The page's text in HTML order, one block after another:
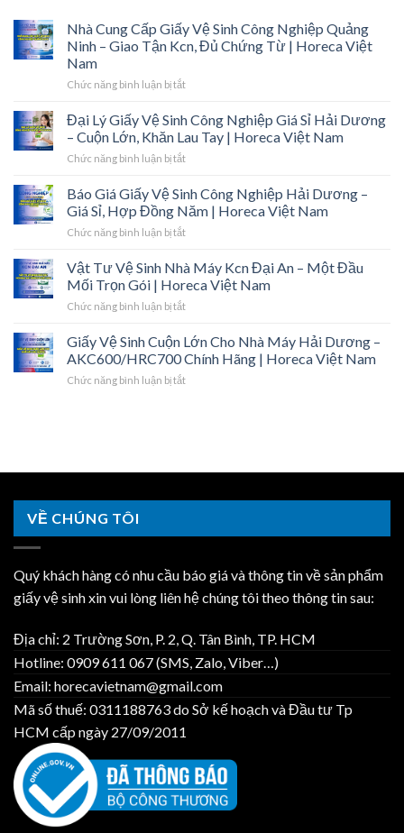
Nhà Cung Cấp Giấy Vệ Sinh Công Nghiệp Quảng
Ninh – Giao Tận Kcn, Đủ Chứng Từ | Horeca Việt
Nam
Chức năng bình luận bị tắtở
Cung
Giấy
Vệ
Công
Nghiệp
Quảng
Ninh
Giao
Tận
Đủ
Từ
|
Đại Lý Giấy Vệ Sinh Công Nghiệp Giá Sỉ Hải Dương
– Cuộn Lớn, Khăn Lau Tay | Horeca Việt Nam
Chức năng bình luận bị tắtở
Lý
Giấy
Vệ
Sinh
Nghiệp
Hải
Cuộn
Khăn
Báo Giá Giấy Vệ Sinh Công Nghiệp Hải Dương –
Giá Sỉ, Hợp Đồng Năm | Horeca Việt Nam
Chức năng bình luận bị tắtở
Giá
Vệ
Sinh
Nghiệp
Hải
–
Vật Tư Vệ Sinh Nhà Máy Kcn Đại An – Một Đầu
Mối Trọn Gói | Horeca Việt Nam
Chức năng bình luận bị tắtở
Tư
Sinh
Nhà
Một
Gói
Việt
Nam
Giấy Vệ Sinh Cuộn Lớn Cho Nhà Máy Hải Dương –
AKC600/HRC700 Chính Hãng | Horeca Việt Nam
Chức năng bình luận bị tắtở
Cho
Máy
Chính
Hãng
Việt
VỀ CHÚNG TÔI
Quý khách hàng có nhu cầu báo giá và thông tin về sản phẩm
giấy vệ sinh xin vui lòng liên hệ chúng tôi theo thông tin sau:
Địa chỉ: 2 Trường Sơn, P. 2, Q. Tân Bình, TP. HCM
Hotline: 0909 611 067 (SMS, Zalo, Viber…)
Email: horecavietnam@gmail.com
Mã số thuế: 0311188763 do Sở kế hoạch và Đầu tư Tp
HCM cấp ngày 27/09/2011